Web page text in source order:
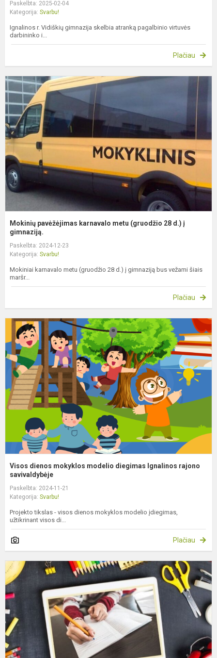
Paskelbta: 2025-02-04
Kategorija: Svarbu!
Ignalinos r. Vidiškių gimnazija skelbia atranką pagalbinio virtuvės
darbininko i...
Plačiau
Mokinių pavėžėjimas karnavalo metu (gruodžio 28 d.) į
gimnaziją.
Paskelbta: 2024-12-23
Kategorija: Svarbu!
Mokiniai karnavalo metu (gruodžio 28 d.) į gimnaziją bus vežami šiais
maršr...
Plačiau
Visos dienos mokyklos modelio diegimas Ignalinos rajono
savivaldybėje
Paskelbta: 2024-11-21
Kategorija: Svarbu!
Projekto tikslas - visos dienos mokyklos modelio įdiegimas,
užtikrinant visos di...
Plačiau